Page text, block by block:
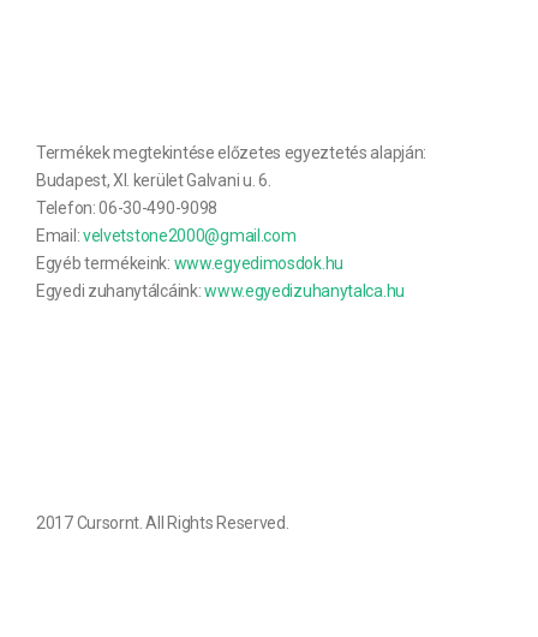
Termékek megtekintése előzetes egyeztetés alapján:
Budapest, XI. kerület Galvani u. 6.
Telefon: 06-30-490-9098
Email:velvetstone2000@gmail.com
Egyéb termékeink: www.egyedimosdok.hu
Egyedi zuhanytálcáink:www.egyedizuhanytalca.hu
2017 Cursornt. All Rights Reserved.